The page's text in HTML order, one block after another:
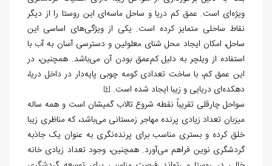
ویژه‌ای است. عمق کم دریا و ساحل ماسه‌ای این روستا را از دیگر
نقاط ساحلی متمایز کرده است. یکی از ویژگی‌های اساسی این
ساحل، امکان ایجاد محل شنای معلولین و دسترسی آسان به آب با
استفاده از ویلچر به دلیل کم‌عمق بودن آن می‌باشد. همچنین، در
این عمق کم، با ساخت تعدادی کومه چوبی پایه‌دار در داخل دریا،
دهکده‌ای دریایی و زیبا ایجاد شده است. [6]
سواحل چارقلی تقریباً نقطه شروع تالاب گمیشان است و همه ساله
میزبان تعداد زیادی پرنده مهاجر زمستانی می‌باشد، که مناظری زیبا
خلق کرده و بستری مناسب برای پرنده‌نگری به عنوان یک جاذبه
گردشگری نوین فراهم می‌آورد. همچنین، وجود تعداد زیادی خانه